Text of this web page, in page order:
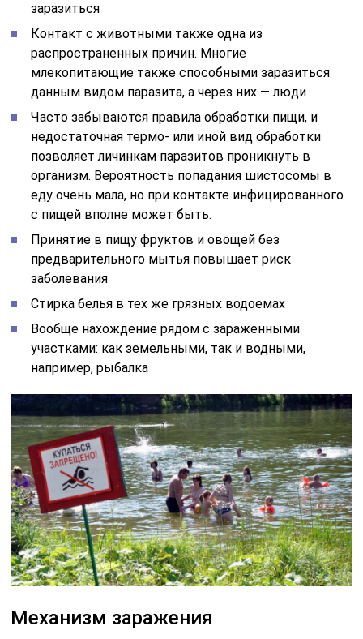
заразиться
Контакт с животными также одна из
распространенных причин. Многие
млекопитающие также способными заразиться
данным видом паразита, а через них — люди
Часто забываются правила обработки пищи, и
недостаточная термо- или иной вид обработки
позволяет личинкам паразитов проникнуть в
организм. Вероятность попадания шистосомы в
еду очень мала, но при контакте инфицированного
с пищей вполне может быть.
Принятие в пищу фруктов и овощей без
предварительного мытья повышает риск
заболевания
Стирка белья в тех же грязных водоемах
Вообще нахождение рядом с зараженными
участками: как земельными, так и водными,
например, рыбалка
Механизм заражения